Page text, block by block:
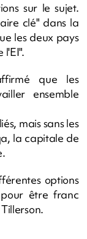
sur le sujet.
clé" dans la
les deux pays
l'EI".
que les
ensemble
mais sans les
la capitale de
options
être franc